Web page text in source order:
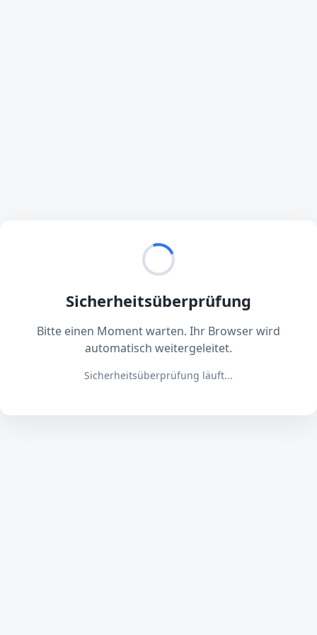
Sicherheitsüberprüfung
Bitte einen Moment warten. Ihr Browser wird
automatisch weitergeleitet.
Sicherheitsüberprüfung läuft...